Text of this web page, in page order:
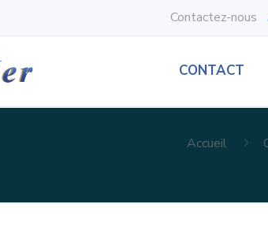
Contactez-nous
CONTACT
Accueil